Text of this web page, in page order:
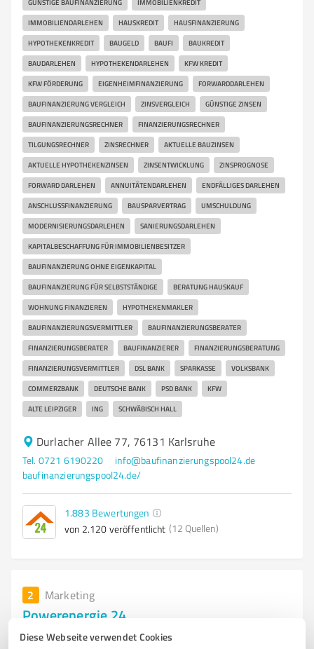
Diese Webseite verwendet Cookies
GÜNSTIGE BAUFINANZIERUNG IMMOBILIENKREDIT
IMMOBILIENDARLEHEN HAUSKREDIT HAUSFINANZIERUNG
HYPOTHEKENKREDIT BAUGELD BAUFI BAUKREDIT
BAUDARLEHEN HYPOTHEKENDARLEHEN KFW KREDIT
KFW FÖRDERUNG EIGENHEIMFINANZIERUNG FORWARDDARLEHEN
BAUFINANZIERUNG VERGLEICH ZINSVERGLEICH GÜNSTIGE ZINSEN
BAUFINANZIERUNGSRECHNER FINANZIERUNGSRECHNER
TILGUNGSRECHNER ZINSRECHNER AKTUELLE BAUZINSEN
AKTUELLE HYPOTHEKENZINSEN ZINSENTWICKLUNG ZINSPROGNOSE
FORWARD DARLEHEN ANNUITÄTENDARLEHEN ENDFÄLLIGES DARLEHEN
ANSCHLUSSFINANZIERUNG BAUSPARVERTRAG UMSCHULDUNG
MODERNISIERUNGSDARLEHEN SANIERUNGSDARLEHEN
KAPITALBESCHAFFUNG FÜR IMMOBILIENBESITZER
BAUFINANZIERUNG OHNE EIGENKAPITAL
BAUFINANZIERUNG FÜR SELBSTSTÄNDIGE BERATUNG HAUSKAUF
WOHNUNG FINANZIEREN HYPOTHEKENMAKLER
BAUFINANZIERUNGSVERMITTLER BAUFINANZIERUNGSBERATER
FINANZIERUNGSBERATER BAUFINANZIERER FINANZIERUNGSBERATUNG
FINANZIERUNGSVERMITTLER DSL BANK SPARKASSE VOLKSBANK
COMMERZBANK DEUTSCHE BANK PSD BANK KFW
ALTE LEIPZIGER ING SCHWÄBISCH HALL
Durlacher Allee 77, 76131 Karlsruhe
Tel. 0721 6190220
info@baufinanzierungspool24.de
baufinanzierungspool24.de/
1.883 Bewertungen
von 2.120 veröffentlicht (12 Quellen)
2 Marketing
Powerenergie 24
Energieberatung